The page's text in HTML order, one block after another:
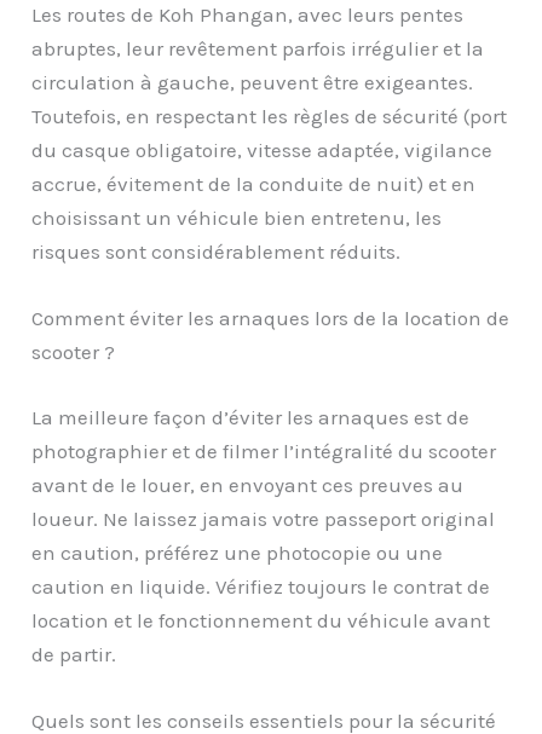
Les routes de Koh Phangan, avec leurs pentes
abruptes, leur revêtement parfois irrégulier et la
circulation à gauche, peuvent être exigeantes.
Toutefois, en respectant les règles de sécurité (port
du casque obligatoire, vitesse adaptée, vigilance
accrue, évitement de la conduite de nuit) et en
choisissant un véhicule bien entretenu, les
risques sont considérablement réduits.
Comment éviter les arnaques lors de la location de
scooter ?
La meilleure façon d’éviter les arnaques est de
photographier et de filmer l’intégralité du scooter
avant de le louer, en envoyant ces preuves au
loueur. Ne laissez jamais votre passeport original
en caution, préférez une photocopie ou une
caution en liquide. Vérifiez toujours le contrat de
location et le fonctionnement du véhicule avant
de partir.
Quels sont les conseils essentiels pour la sécurité